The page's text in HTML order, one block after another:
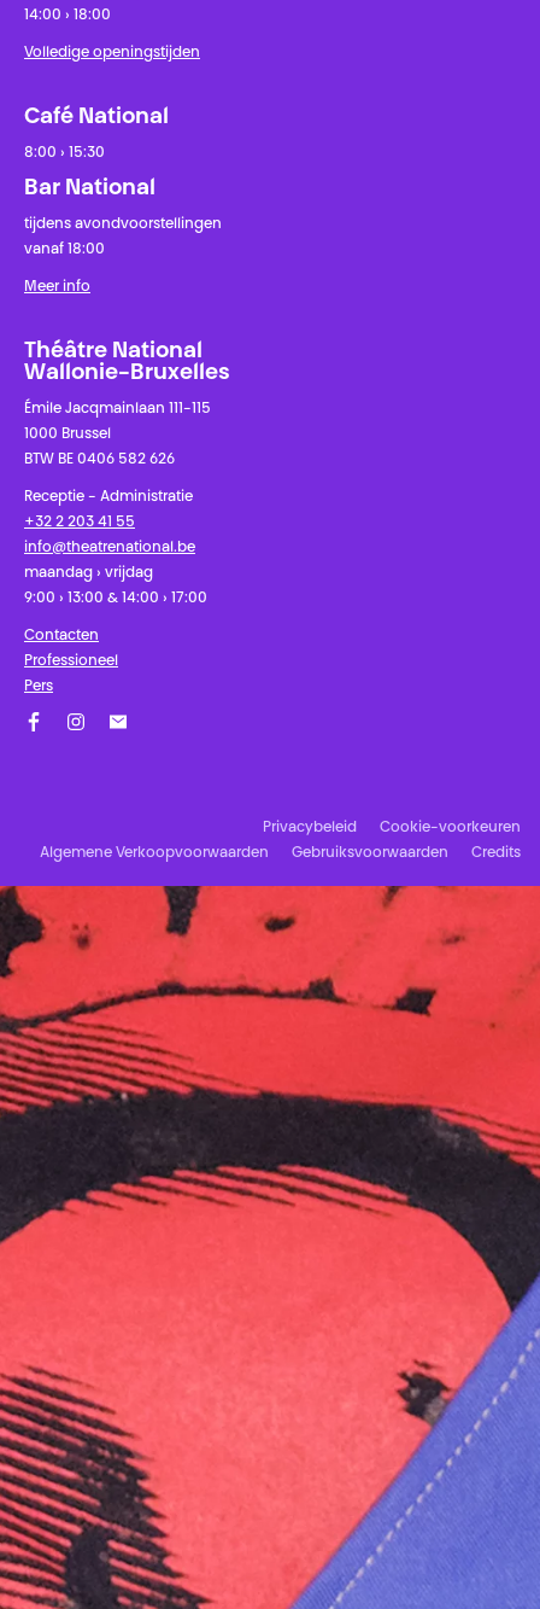
14:00 › 18:00
Volledige openingstijden
Café National
8:00 › 15:30
Bar National
tijdens avondvoorstellingen
vanaf 18:00
Meer info
Théâtre National
Wallonie-Bruxelles
Émile Jacqmainlaan 111-115
1000 Brussel
BTW BE 0406 582 626
Receptie - Administratie
+32 2 203 41 55
info@theatrenational.be
maandag › vrijdag
9:00 › 13:00 & 14:00 › 17:00
Contacten
Professioneel
Pers
Privacybeleid
Cookie-voorkeuren
Algemene Verkoopvoorwaarden
Gebruiksvoorwaarden Credits